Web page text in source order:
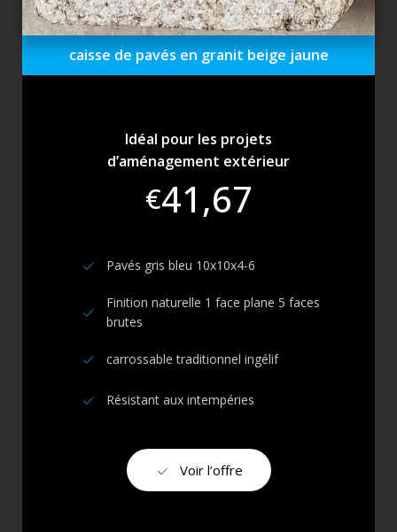
caisse de pavés en granit beige jaune
Idéal pour les projets
d’aménagement extérieur
€41,67
Pavés gris bleu 10x10x4-6
Finition naturelle 1 face plane 5 faces
brutes
carrossable traditionnel ingélif
Résistant aux intempéries
Voir l’offre